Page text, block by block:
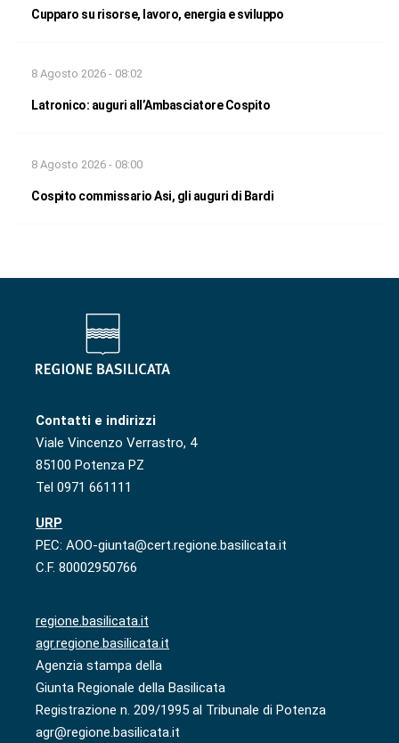
Cupparo su risorse, lavoro, energia e sviluppo
8 Agosto 2026 - 08:02
Latronico: auguri all’Ambasciatore Cospito
8 Agosto 2026 - 08:00
Cospito commissario Asi, gli auguri di Bardi
Contatti e indirizzi
Viale Vincenzo Verrastro, 4
85100 Potenza PZ
Tel 0971 661111
URP
PEC: AOO-giunta@cert.regione.basilicata.it
C.F. 80002950766
regione.basilicata.it
agr.regione.basilicata.it
Agenzia stampa della
Giunta Regionale della Basilicata
Registrazione n. 209/1995 al Tribunale di Potenza
agr@regione.basilicata.it